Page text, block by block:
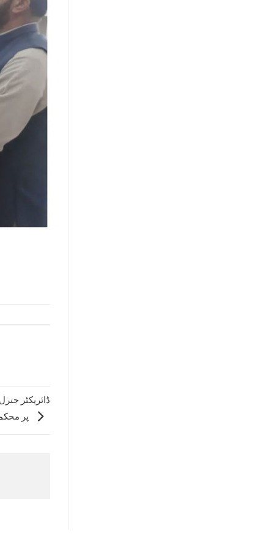
ڈائریکٹر